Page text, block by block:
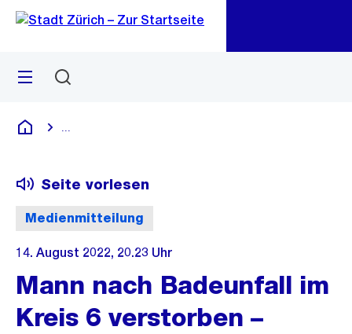
Navigation
Sprunglink
Menü
Deutsch
Medienmitteilung
Seite vorlesen
14. August 2022, 20.23 Uhr
Mann nach Badeunfall im
Kreis 6 verstorben –